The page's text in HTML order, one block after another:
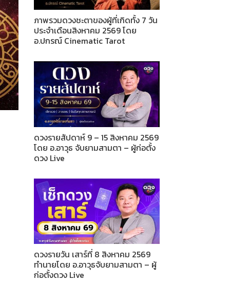
ภาพรวมดวงชะตาของผู้ที่เกิดทั้ง 7 วัน
ประจำเดือนสิงหาคม 2569 โดย
อ.ปกรณ์ Cinematic Tarot
ดวงรายสัปดาห์ 9 – 15 สิงหาคม 2569
โดย อ.อาวุธ จับยามสามตา – ผู้ก่อตั้ง
ดวง Live
ดวงรายวัน เสาร์ที่ 8 สิงหาคม 2569
ทำนายโดย อ.อาวุธจับยามสามตา – ผู้
ก่อตั้งดวง Live